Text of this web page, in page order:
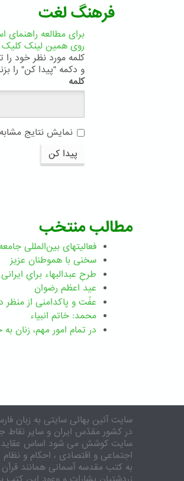
فرهنگ لغت
برای مطالعه راهنمای
روی همین لینک کلیک
کلمه مورد نظر خود را
و دکمه "پیدا کن" را
کلمه
نمایش نتایج مشابه
پیدا کن
مطالب منتخب
فعالیتهای بین‌المللی
سخنی با هموطنان عزیز
طرحِ عبدالبهاء برایِ ایرانی
عید اعظم رضوان
عفّت و پاکدامنی از منظر
محمد: خاتم انبیاء
در تمام امور مهم،‌ زنان
سایت آئین بهائی سایتی به زبان
در کشور مقدّس ایران و سایر نقاط
سایت کوشش می شود اساس عقاید و
اجتماعی و اقتصادی ، احکام و
به کتب مقدسه آسمانی همانند